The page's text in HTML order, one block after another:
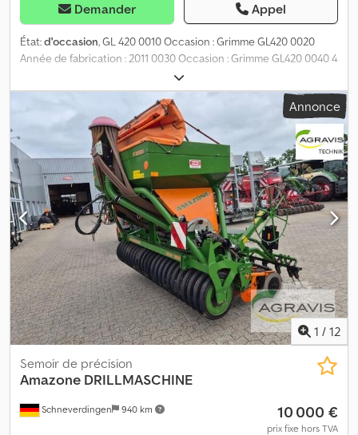
Demander Appel
État:d'occasion, GL 420 0010 Occasion : Grimme GL420 0020
Année de fabrication : 2011 0030 Occasion : Grimme GL420 0040 4
rangs 0050 Entraînement hydraulique 0060 Caméras 0070
Rouleau à barres 0080 Trémie basculante hydraulique 0090
Marquage vert Becker Djdpjzfw H Ajfx Ap Aowa 0100 Préparation
pour l'application d'un produit de traitement des semences
Annonce
1 / 12
Schneverdingen 940 km
Semoir de précision
Amazone DRILLMASCHINE
10 000 €
prix fixe hors TVA